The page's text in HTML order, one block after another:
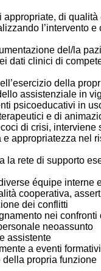
appropriate, di qualità
l’intervento e
del/la
dati clinici di
della
assistenziale in
psicoeducativi in
e di
di crisi, interviene
appropriatezza nel
la rete di supporto
équipe interne
cooperativa,
dei conflitti
nei confronti
neoassunto
assistente
a eventi
della propria funzione